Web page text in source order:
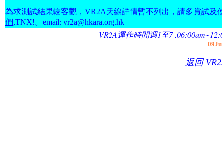
為求測試結果較客觀，VR2A天線詳情暫不列出，請多賞試及
們,TNX!。email: vr2a@hkara.org.hk
VR2A 運作時間週1至7
返回